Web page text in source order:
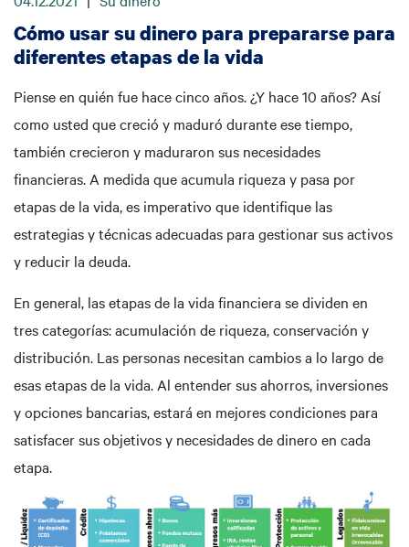
Cómo usar su dinero para prepararse para
diferentes etapas de la vida
Piense en quién fue hace cinco años. ¿Y hace 10 años? Así
como usted que creció y maduró durante ese tiempo,
también crecieron y maduraron sus necesidades
financieras. A medida que acumula riqueza y pasa por
etapas de la vida, es imperativo que identifique las
estrategias y técnicas adecuadas para gestionar sus activos
y reducir la deuda.
En general, las etapas de la vida financiera se dividen en
tres categorías: acumulación de riqueza, conservación y
distribución. Las personas necesitan cambios a lo largo de
esas etapas de la vida. Al entender sus ahorros, inversiones
y opciones bancarias, estará en mejores condiciones para
satisfacer sus objetivos y necesidades de dinero en cada
etapa.